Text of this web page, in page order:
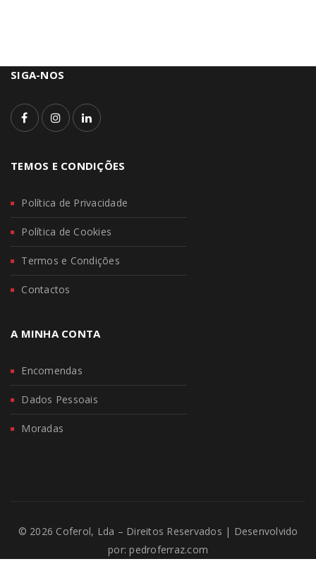
SIGA-NOS
TEMOS E CONDIÇÕES
Política de Privacidade
Política de Cookies
Termos e Condições
Contactos
A MINHA CONTA
Encomendas
Dados Pessoais
Moradas
© 2026 Coferol, Lda – Direitos Reservados | Desenvolvido
por:pedroferraz.com